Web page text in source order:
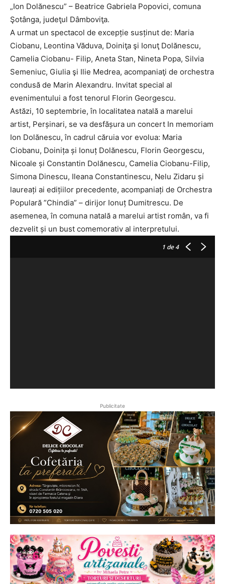
„Ion Dolănescu” – Beatrice Gabriela Popovici, comuna
Şotânga, judeţul Dâmboviţa.
A urmat un spectacol de excepție susținut de: Maria
Ciobanu, Leontina Văduva, Doiniţa şi Ionuţ Dolănescu,
Camelia Ciobanu- Filip, Aneta Stan, Nineta Popa, Silvia
Semeniuc, Giulia şi Ilie Medrea, acompaniaţi de orchestra
condusă de Marin Alexandru. Invitat special al
evenimentului a fost tenorul Florin Georgescu.
Astăzi, 10 septembrie, în localitatea natală a marelui
artist, Perşinari, se va desfăşura un concert In memoriam
Ion Dolănescu, în cadrul căruia vor evolua: Maria
Ciobanu, Doiniţa şi Ionuţ Dolănescu, Florin Georgescu,
Nicoale şi Constantin Dolănescu, Camelia Ciobanu-Filip,
Simona Dinescu, Ileana Constantinescu, Nelu Zidaru și
laureaţi ai edițiilor precedente, acompaniați de Orchestra
Populară ”Chindia” – dirijor Ionuţ Dumitrescu. De
asemenea, în comuna natală a marelui artist român, va fi
dezvelit și un bust comemorativ al interpretului.
1 de 4
Publicitate